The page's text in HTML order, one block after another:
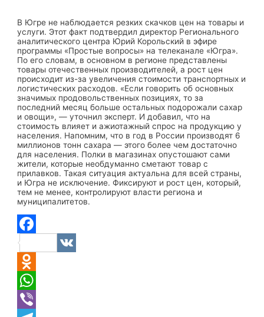
В Югре не наблюдается резких скачков цен на товары и
услуги. Этот факт подтвердил директор Регионального
аналитического центра Юрий Корольский в эфире
программы «Простые вопросы» на телеканале «Югра».
По его словам, в основном в регионе представлены
товары отечественных производителей, а рост цен
происходит из-за увеличения стоимости транспортных и
логистических расходов. «Если говорить об основных
значимых продовольственных позициях, то за
последний месяц больше остальных подорожали сахар
и овощи», — уточнил эксперт. И добавил, что на
стоимость влияет и ажиотажный спрос на продукцию у
населения. Напомним, что в год в России производят 6
миллионов тонн сахара — этого более чем достаточно
для населения. Полки в магазинах опустошают сами
жители, которые необдуманно сметают товар с
прилавков. Такая ситуация актуальна для всей страны,
и Югра не исключение. Фиксируют и рост цен, который,
тем не менее, контролируют власти региона и
муниципалитетов.
Facebook
VK
Odnoklassniki
WhatsApp